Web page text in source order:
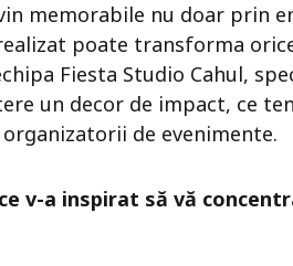
memorabile nu doar prin
poate transforma
Fiesta Studio Cahul,
un decor de impact, ce
de evenimente.
v-a inspirat să vă